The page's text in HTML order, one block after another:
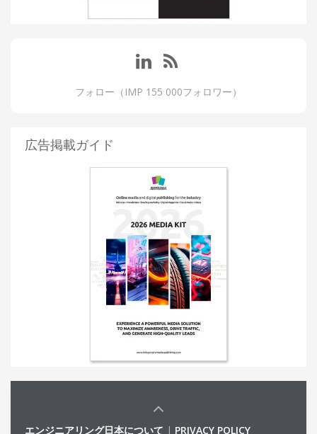
フォロー（IMP 155 000フォロワー）
広告掲載ガイド
エンジニアリング日本について | PRIVACY POLICY